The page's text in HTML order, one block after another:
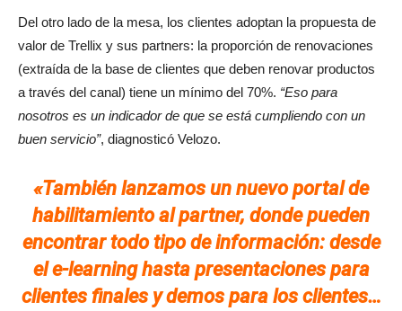
Del otro lado de la mesa, los clientes adoptan la propuesta de
valor de Trellix y sus partners: la proporción de renovaciones
(extraída de la base de clientes que deben renovar productos
a través del canal) tiene un mínimo del 70%. “Eso para
nosotros es un indicador de que se está cumpliendo con un
buen servicio”, diagnosticó Velozo.
«También lanzamos un nuevo portal de
habilitamiento al partner, donde pueden
encontrar todo tipo de información: desde
el e-learning hasta presentaciones para
clientes finales y demos para los clientes…